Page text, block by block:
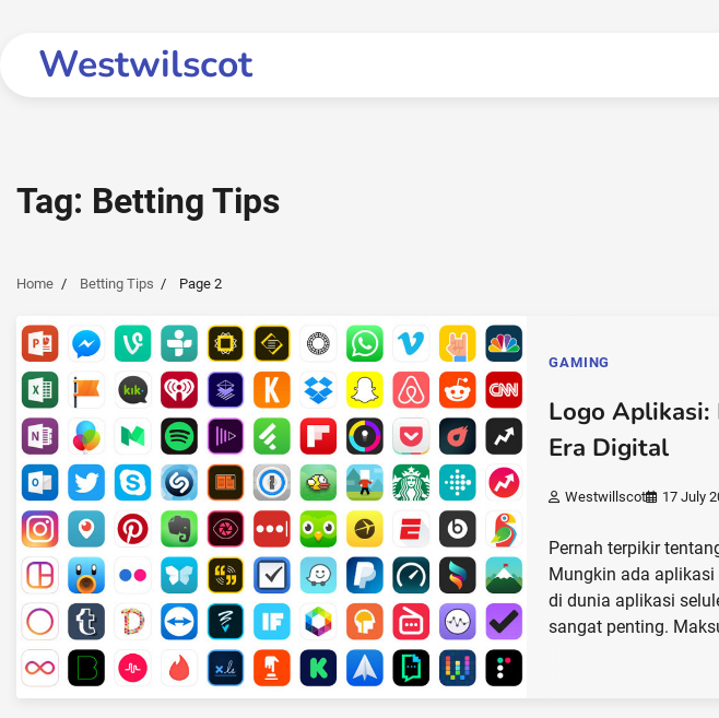
contentWestwilscot
Tag: Betting Tips
Home Betting Tips Page 2
GAMING
Logo Aplikasi:
Era Digital
Westwillscot 17 July
Pernah terpikir
Mungkin ada aplikasi
di dunia aplikasi
sangat penting.